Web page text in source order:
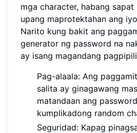
mga character, habang
upang maprotektahan ang
Narito kung bakit ang
generator ng password na
ay isang magandang
Pag-alaala: Ang
salita ay ginagawang
matandaan ang
kumplikadong random
Seguridad: Kapag